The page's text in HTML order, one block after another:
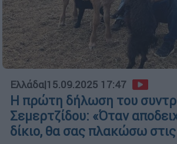
Ελλάδα|15.09.2025 17:47
Η πρώτη δήλωση του
Σεμερτζίδου: «Όταν
δίκιο, θα σας πλακώσω